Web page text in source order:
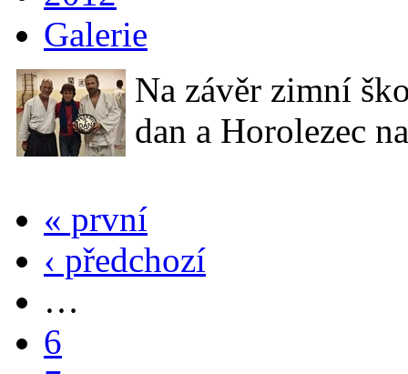
Galerie
Na závěr zimní
dan a Horolezec
« první
‹ předchozí
…
6